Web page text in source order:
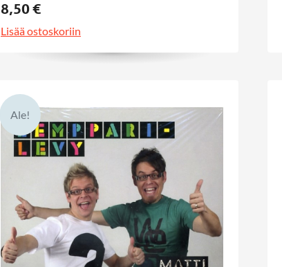
8,50 €
Lisää ostoskoriin
Ale!